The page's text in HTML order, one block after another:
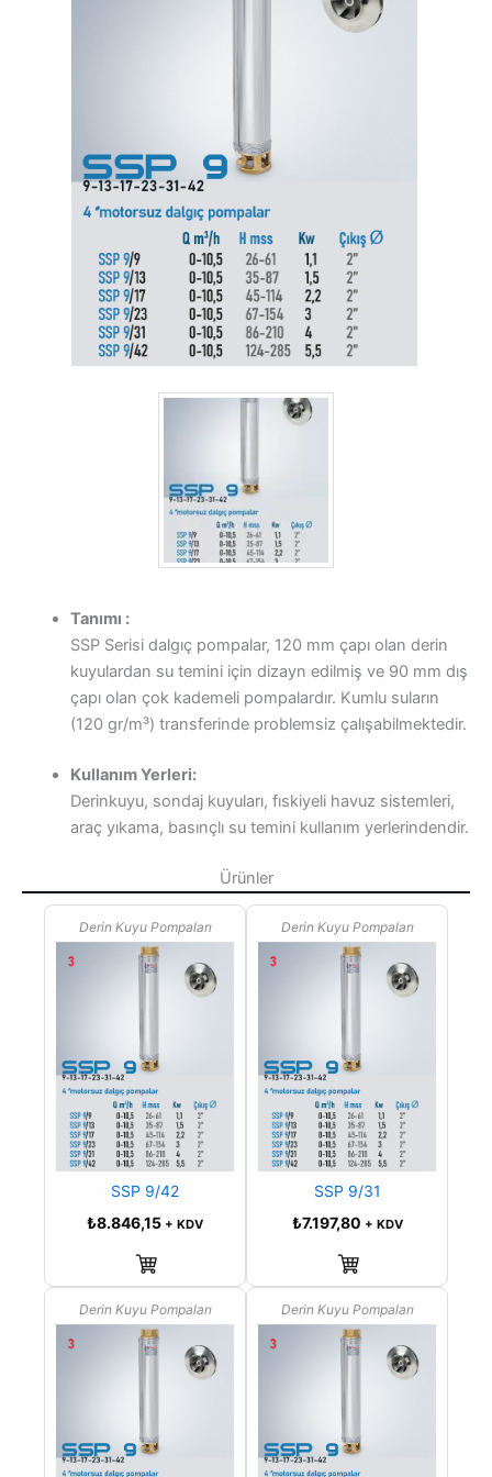
Tanımı :
SSP Serisi dalgıç pompalar, 120 mm çapı olan derin
kuyulardan su temini için dizayn edilmiş ve 90 mm dış
çapı olan çok kademeli pompalardır. Kumlu suların
(120 gr/m³) transferinde problemsiz çalışabilmektedir.
Kullanım Yerleri:
Derinkuyu, sondaj kuyuları, fıskiyeli havuz sistemleri,
araç yıkama, basınçlı su temini kullanım yerlerindendir.
Ürünler
Derin Kuyu Pompaları
SSP 9/42
₺8.846,15 + KDV
Sepete Ekle
Derin Kuyu Pompaları
SSP 9/31
₺7.197,80 + KDV
Sepete Ekle
Derin Kuyu Pompaları Derin Kuyu Pompaları